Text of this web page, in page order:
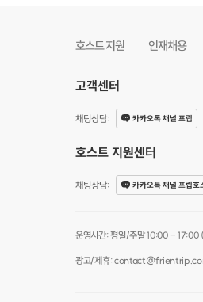
호스트 지원 인재채용
고객센터
채팅상담: 카카오톡 채널 프립
호스트 지원센터
채팅상담: 카카오톡 채널 프립호
운영시간: 평일/주말 10:00 -
광고/제휴: